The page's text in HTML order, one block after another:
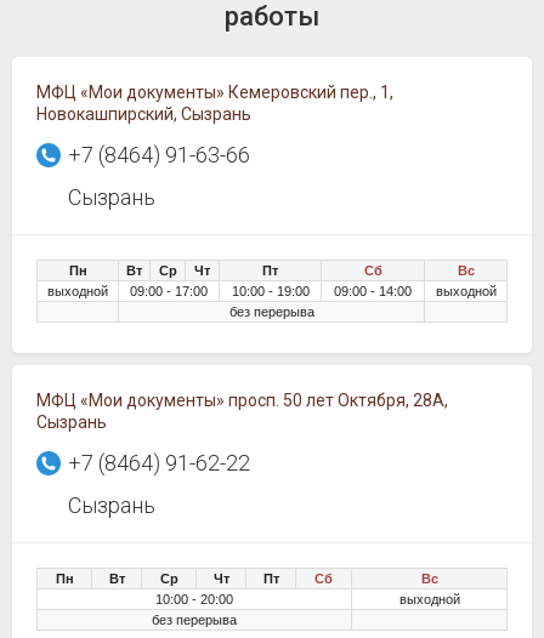
работы
МФЦ «Мои документы» Кемеровский пер., 1,
Новокашпирский, Сызрань
+7 (8464) 91-63-66
Сызрань
Пн Вт Ср Чт Пт Сб
Вс
выходной
09:00 - 17:00 10:00 - 19:00 09:00 - 14:00
выходной
без перерыва
МФЦ «Мои документы» просп. 50 лет Октября, 28А,
Сызрань
+7 (8464) 91-62-22
Сызрань
Пн Вт Ср Чт Пт Сб
Вс
10:00 - 20:00
выходной
без перерыва